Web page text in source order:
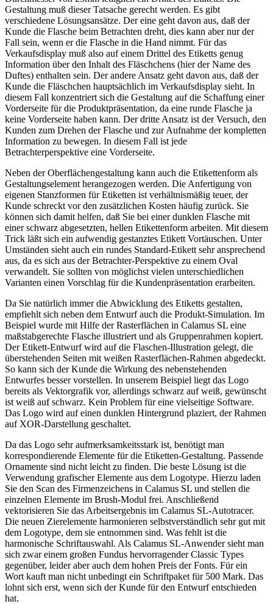
Gestaltung muß dieser Tatsache gerecht werden. Es gibt
verschiedene Lösungsansätze. Der eine geht davon aus, daß der
Kunde die Flasche beim Betrachten dreht, dies kann aber nur der
Fall sein, wenn er die Flasche in die Hand nimmt. Für das
Verkaufsdisplay muß also auf einem Drittel des Etiketts genug
Information über den Inhalt des Fläschchens (hier der Name des
Duftes) enthalten sein. Der andere Ansatz geht davon aus, daß der
Kunde die Fläschchen hauptsächlich im Verkaufsdisplay sieht. In
diesem Fall konzentriert sich die Gestaltung auf die Schaffung einer
Vorderseite für die Produktpräsentation, da eine runde Flasche ja
keine Vorderseite haben kann. Der dritte Ansatz ist der Versuch, den
Kunden zum Drehen der Flasche und zur Aufnahme der kompletten
Information zu bewegen. In diesem Fall ist jede
Betrachterperspektive eine Vorderseite.
Neben der Oberflächengestaltung kann auch die Etikettenform als
Gestaltungselement herangezogen werden. Die Anfertigung von
eigenen Stanzformen für Etiketten ist verhältnismäßig teuer, der
Kunde schreckt vor den zusätzlichen Kosten häufig zurück. Sie
können sich damit helfen, daß Sie bei einer dunklen Flasche mit
einer schwarz abgesetzten, hellen Etikettenform arbeiten. Mit diesem
Trick läßt sich ein aufwendig gestanztes Etikett Vortäuschen. Unter
Umständen sieht auch ein rundes Standard-Etikett sehr ansprechend
aus, da es sich aus der Betrachter-Perspektive zu einem Oval
verwandelt. Sie sollten von möglichst vielen unterschiedlichen
Varianten einen Vorschlag für die Kundenpräsentation erarbeiten.
Da Sie natürlich immer die Abwicklung des Etiketts gestalten,
empfiehlt sich neben dem Entwurf auch die Produkt-Simulation. Im
Beispiel wurde mit Hilfe der Rasterflächen in Calamus SL eine
maßstabgerechte Flasche illustriert und als Gruppenrahmen kopiert.
Der Etikett-Entwurf wird auf die Flaschen-Illustration gelegt, die
überstehenden Seiten mit weißen Rasterflächen-Rahmen abgedeckt.
So kann sich der Kunde die Wirkung des nebenstehenden
Entwurfes besser vorstellen. In unserem Beispiel liegt das Logo
bereits als Vektorgrafik vor, allerdings schwarz auf weiß, gewünscht
ist weiß auf schwarz. Kein Problem für eine vielseitige Software.
Das Logo wird auf einen dunklen Hintergrund plaziert, der Rahmen
auf XOR-Darstellung geschaltet.
Da das Logo sehr aufmerksamkeitsstark ist, benötigt man
korrespondierende Elemente für die Etiketten-Gestaltung. Passende
Ornamente sind nicht leicht zu finden. Die beste Lösung ist die
Verwendung grafischer Elemente aus dem Logotype. Hierzu laden
Sie den Scan des Firmenzeichens in Calamus SL und stellen die
einzelnen Elemente im Brush-Modul frei. Anschließend
vektorisieren Sie das Arbeitsergebnis im Calamus SL-Autotracer.
Die neuen Zierelemente harmonieren selbstverständlich sehr gut mit
dem Logotype, dem sie entnommen sind. Was fehlt ist die
harmonische Schriftauswahl. Als Calamus SL-Anwender sieht man
sich zwar einem großen Fundus hervorragender Classic Types
gegenüber, leider aber auch dem hohen Preis der Fonts. Für ein
Wort kauft man nicht unbedingt ein Schriftpaket für 500 Mark. Das
lohnt sich erst, wenn sich der Kunde für den Entwurf entschieden
hat.